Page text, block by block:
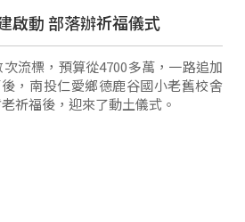
啟動 部落辦祈福儀式
流標，預算從4700多萬，一路追加
，南投仁愛鄉德鹿谷國小老舊校舍
祈福後，迎來了動土儀式。